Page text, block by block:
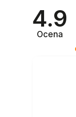
4.9
Ocena